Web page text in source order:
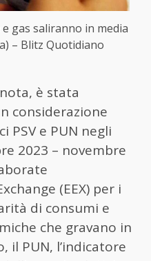
gas saliranno in media
– Blitz Quotidiano
è stata
considerazione
PSV e PUN negli
2023 – novembre
(EEX) per i
di consumi e
che gravano in
il PUN, l’indicatore